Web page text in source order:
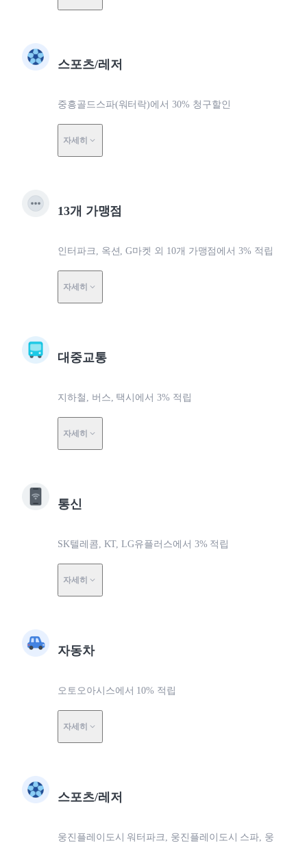
스포츠/레저
중흥골드스파(워터락)에서 30% 청구할인
자세히
13개 가맹점
인터파크, 옥션, G마켓 외 10개 가맹점에서 3% 적립
자세히
대중교통
지하철, 버스, 택시에서 3% 적립
자세히
통신
SK텔레콤, KT, LG유플러스에서 3% 적립
자세히
자동차
오토오아시스에서 10% 적립
자세히
스포츠/레저
웅진플레이도시 워터파크, 웅진플레이도시 스파, 웅